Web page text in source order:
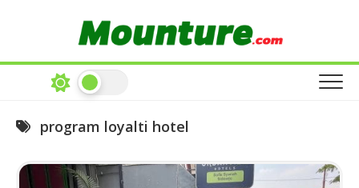
program loyalti hotel